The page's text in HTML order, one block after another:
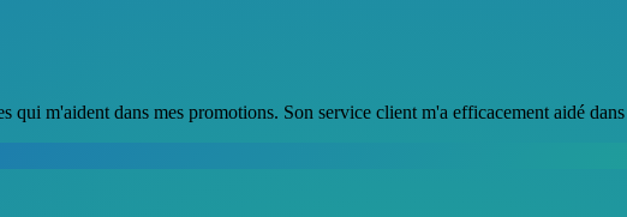
qui m'aident dans mes promotions. Son service client m'a efficacement aidé